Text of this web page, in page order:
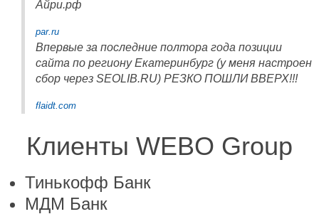
Айри.рф
par.ru
Впервые за последние полтора года позиции
сайта по региону Екатеринбург (у меня настроен
сбор через SEOLIB.RU) РЕЗКО ПОШЛИ ВВЕРХ!!!
flaidt.com
Клиенты WEBO Group
Тинькофф Банк
МДМ Банк